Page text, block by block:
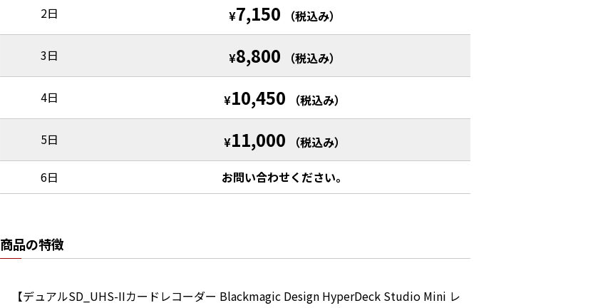
2日 ¥7,150 （税込み）
3日 ¥8,800 （税込み）
4日 ¥10,450 （税込み）
5日 ¥11,000 （税込み）
6日 お問い合わせください。
商品の特徴
【デュアルSD_UHS-IIカードレコーダー Blackmagic Design HyperDeck Studio Mini レ